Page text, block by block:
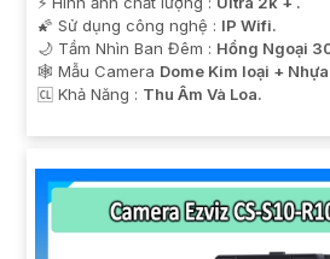
🌠 Sử dụng công nghệ : IP Wifi.
🌙 Tầm Nhìn Ban Đêm : Hồng Ngoại
🕸️ Mẫu Camera Dome Kim loại +
️🆑 Khả Năng : Thu Âm Và Loa.